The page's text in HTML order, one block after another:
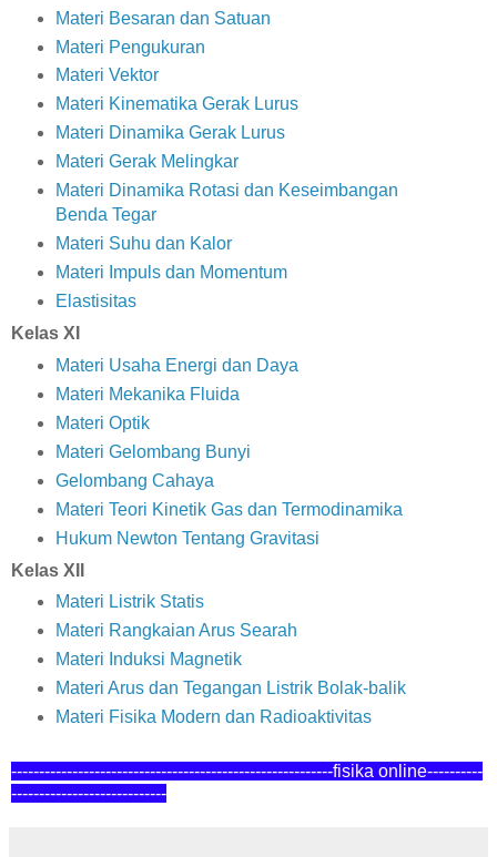
Materi Besaran dan Satuan
Materi Pengukuran
Materi Vektor
Materi Kinematika Gerak Lurus
Materi Dinamika Gerak Lurus
Materi Gerak Melingkar
Materi Dinamika Rotasi dan Keseimbangan
Benda Tegar
Materi Suhu dan Kalor
Materi Impuls dan Momentum
Elastisitas
Kelas XI
Materi Usaha Energi dan Daya
Materi Mekanika Fluida
Materi Optik
Materi Gelombang Bunyi
Gelombang Cahaya
Materi Teori Kinetik Gas dan Termodinamika
Hukum Newton Tentang Gravitasi
Kelas XII
Materi Listrik Statis
Materi Rangkaian Arus Searah
Materi Induksi Magnetik
Materi Arus dan Tegangan Listrik Bolak-balik
Materi Fisika Modern dan Radioaktivitas
----------------------------------------------------------fisika online----------
----------------------------